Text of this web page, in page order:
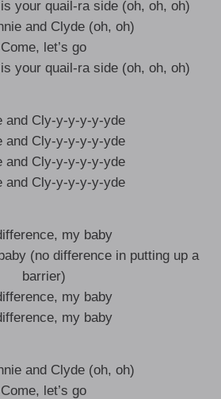
your quail-ra side (oh, oh, oh)
and Clyde (oh, oh)
Come, let’s go
your quail-ra side (oh, oh, oh)
and Cly-y-y-y-y-yde
and Cly-y-y-y-y-yde
and Cly-y-y-y-y-yde
and Cly-y-y-y-y-yde
my baby
(no difference in putting up a
barrier)
my baby
my baby
and Clyde (oh, oh)
Come, let’s go